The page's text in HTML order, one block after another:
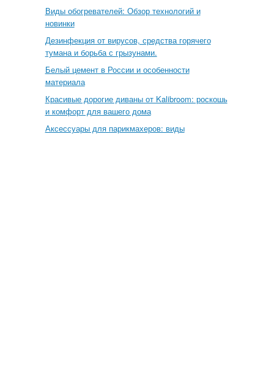
Виды обогревателей: Обзор технологий и
новинки
Дезинфекция от вирусов, средства горячего
тумана и борьба с грызунами.
Белый цемент в России и особенности
материала
Красивые дорогие диваны от Kalibroom: роскошь
и комфорт для вашего дома
Аксессуары для парикмахеров: виды